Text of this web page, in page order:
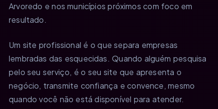
Arvoredo e nos municípios próximos com foco em
resultado.
Um site profissional é o que separa empresas
lembradas das esquecidas. Quando alguém pesquisa
pelo seu serviço, é o seu site que apresenta o
negócio, transmite confiança e convence, mesmo
quando você não está disponível para atender.